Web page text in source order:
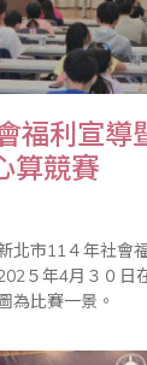
福利宣導
算競賽
北市11４年社會
５年4月３０日